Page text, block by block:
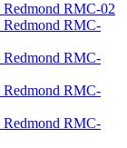
Redmond RMC-02
Redmond RMC-
Redmond RMC-
Redmond RMC-
Redmond RMC-